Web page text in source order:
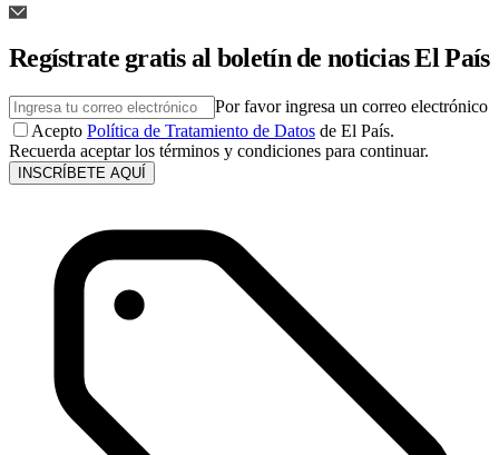
Regístrate gratis al boletín de noticias El País
Por favor ingresa un correo electrónico
Acepto Política de Tratamiento de Datos de El País.
Recuerda aceptar los términos y condiciones para continuar.
INSCRÍBETE AQUÍ